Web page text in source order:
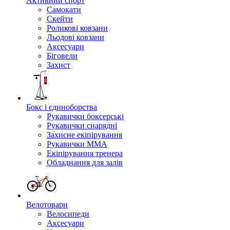
Самокати
Скейти
Роликові ковзани
Льодові ковзани
Аксесуари
Біговели
Захист
Бокс і єдиноборства
Рукавички боксерські
Рукавички снарядні
Захисне екіпірування
Рукавички ММА
Екіпірування тренера
Обладнання для залів
Велотовари
Велосипеди
Аксесуари